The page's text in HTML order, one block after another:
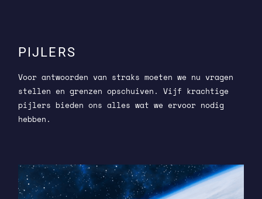
PIJLERS
Voor antwoorden van straks moeten we nu vragen
stellen en grenzen opschuiven. Vijf krachtige
pijlers bieden ons alles wat we ervoor nodig
hebben.